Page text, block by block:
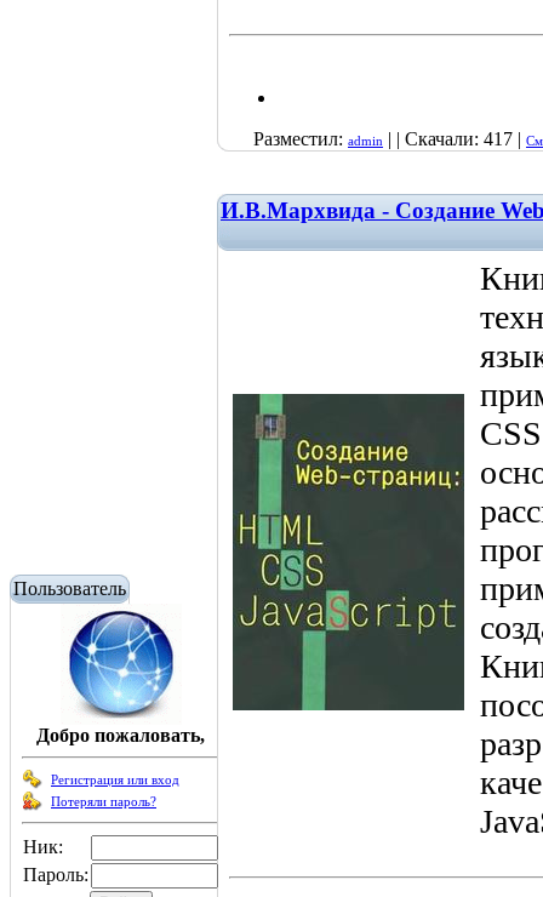
Пользователь
Добро пожаловать,
Регистрация или вход
Потеряли пароль?
Ник:
Пароль:
Разместил: admin | | Скачали: 417 |
И.В.Мархвида - Создание